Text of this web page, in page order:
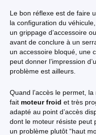
Le bon réflexe est de faire
la configuration du
un grippage d’accessoire
avant de conclure à un
un accessoire bloqué, une
peut donner l’impression
problème est ailleurs.
Quand l’accès le permet,
fait moteur froid et très
adapté au point d’accès
dont le moteur résiste peut
un problème plutôt “haut